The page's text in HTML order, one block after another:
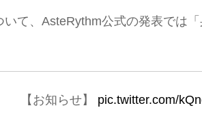
て、AsteRythm公式の発表では
【お知らせ】 pic.twitter.com/